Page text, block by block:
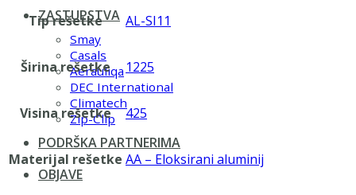
ZASTUPSTVA
Smay
Casals
Aerauliqa
DEC International
Climatech
Zip-Clip
PODRŠKA PARTNERIMA
OBJAVE
Tip rešetke AL-SI11
Širina rešetke 1225
Visina rešetke 425
Materijal rešetke AA – Eloksirani aluminij